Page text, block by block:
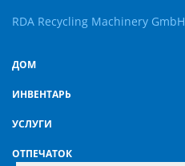
RDA Recycling Machinery GmbH
ДОМ
ИНВЕНТАРЬ
УСЛУГИ
ОТПЕЧАТОК